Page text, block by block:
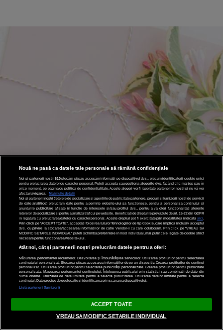
ABONARE NEWSLETTER
ABONEAZĂ-MĂ
Nouă ne pasă ca datele tale personale să rămână confidențiale
Noi și partenerii noștri 610stocăm și/sau accesăm informații pe dispozitivul dvs., precum identificatorii cookie unici
pentru prelucrarea datelor cu caracter personal. Puteți accepta sau gestiona alegerile dvs. făcând clic mai jos sau în
orice moment, pe pagina cu politica de confidențialitate. Aceste alegeri vor fi raportate partenerilor noștri și nu vă vor
afecta navigarea.
Mai multe detalii
Noi si partenerii nostri (retelele de socializare si agentiile de publicitate partenere, precum si furnizorii nostri de servicii
de date analitice) prelucram date pentru a permite website-ului sa functioneze, pentru a personaliza continutul si
anunturile publicitare afisate in functie de interesele si/sau profilul dvs., pentru a va oferi functionalitati aferente
retelelor de socializare si pentru a analiza traficul pe website. Beneficiati de drepturile prevazute de art. 15-22 din GDPR
in legatura cu prelucrarea datelor cu caracter personal. Aceste drepturi pot fi exercitate prin modalitatea indicata aici
Prin click pe “ACCEPT TOATE”, acceptati folosirea tuturor Tehnologiilor de tip Cookie, care implica inclusiv acceptul
dvs. cu privire la stocarea/accesarea informatiilor de catre Vendor-ii cu care colaboram. Prin click pe “VREAU SA
MODIFIC SETARILE INDIVIDUAL” puteti schimba preferintele in mod individual, mai putin cele legate de cookie strict
necesare pentru functionarea website-ului.
Atât noi, cât și partenerii noștri prelucrăm datele pentru a oferi:
Măsurarea performanței reclamelor. Dezvoltarea și îmbunătățirea serviciilor. Utilizarea profilurilor pentru selectarea
conținutului personalizat. Stocarea și/sau accesarea informațiilor de pe un dispozitiv. Crearea profilurilor de conținut
personalizat. Utilizarea profilurilor pentru selectarea publicității personalizate. Crearea profilurilor pentru publicitate
personalizată. Măsurarea performanței conținutului. Înțelegerea publicului prin statistici sau combinații de date din
surse diferite. Utilizarea de date limitate pentru a selecta publicitatea. Utilizarea datelor limitate pentru a selecta
conținutul. Date precise de geolocație și identificarea prin scanarea dispozitivului.
Listă parteneri (furnizori)
ACCEPT TOATE
VREAU SA MODIFIC SETARILE INDIVIDUAL